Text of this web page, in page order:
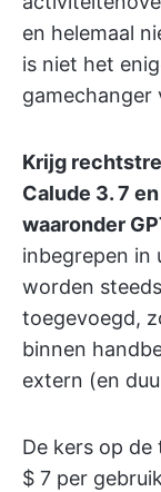
en helemaal
is niet het
Krijg
Calude 3. 7
waaronder
inbegrepen in
worden
toegevoegd,
binnen
extern (en
De kers op
$ 7 per